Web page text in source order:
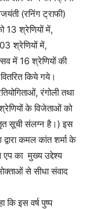
(रनिंग ट्राफी)
13 श्रेणियों में,
श्रेणियों में,
में 16 श्रेणियों की
किये गये।
रंगोली तथा
श्रेणियों के विजेताओं को
सूची संलग्न है।) इस
कमल कांत शर्मा के
एप का मुख्य उद्देश्य
से सीधा संवाद
इस वर्ष पुष्प